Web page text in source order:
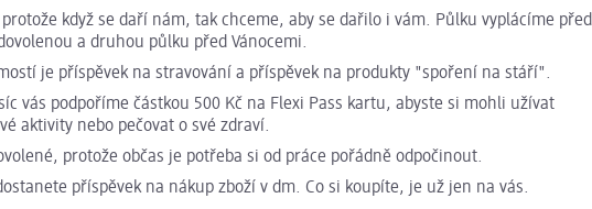
když se daří nám, tak chceme, aby se dařilo i vám. Půlku vyplácíme před
a druhou půlku před Vánocemi.
je příspěvek na stravování a příspěvek na produkty "spoření na stáří".
vás podpoříme částkou 500 Kč na Flexi Pass kartu, abyste si mohli užívat
aktivity nebo pečovat o své zdraví.
protože občas je potřeba si od práce pořádně odpočinout.
příspěvek na nákup zboží v dm. Co si koupíte, je už jen na vás.